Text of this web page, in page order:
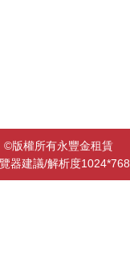
©版權所有永豐金租賃
器建議/解析度1024*768